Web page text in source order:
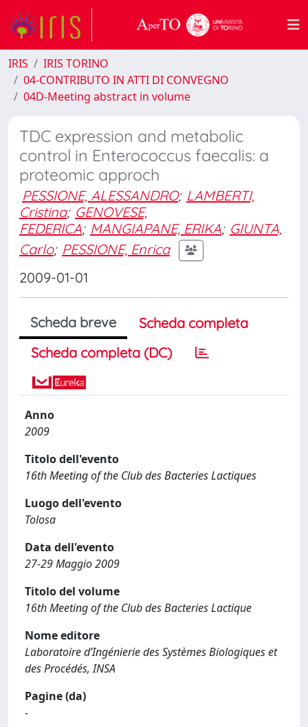
IRIS
IRIS TORINO
04-CONTRIBUTO IN ATTI DI CONVEGNO
04D-Meeting abstract in volume
TDC expression and metabolic
control in Enterococcus faecalis: a
proteomic approch
PESSIONE, ALESSANDRO; LAMBERTI,
Cristina; GENOVESE,
FEDERICA; MANGIAPANE, ERIKA; GIUNTA,
Carlo; PESSIONE, Enrica
2009-01-01
Scheda breve
Scheda completa
Scheda completa (DC)
Anno
2009
Titolo dell'evento
16th Meeting of the Club des Bacteries Lactiques
Luogo dell'evento
Tolosa
Data dell'evento
27-29 Maggio 2009
Titolo del volume
16th Meeting of the Club des Bacteries Lactique
Nome editore
Laboratoire d’Ingénierie des Systèmes Biologiques et
des Procédés, INSA
Pagine (da)
-